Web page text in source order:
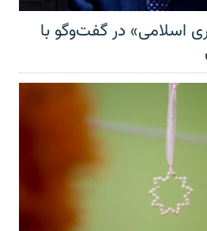
اسلامی» در گفت‌وگو با